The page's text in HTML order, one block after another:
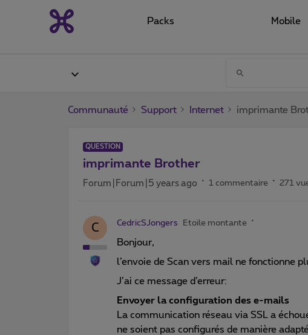
Packs Mobile
Communauté Support Internet imprimante
QUESTION
imprimante Brother
Forum|Forum|5 years ago 1 commentaire 271
C CedricSJongers Etoile montante
Bonjour,
l’envoie de Scan vers mail ne fonctionne
J’ai ce message d’erreur:
Envoyer la configuration des e-mails
La communication réseau via SSL a
ne soient pas configurés de manière